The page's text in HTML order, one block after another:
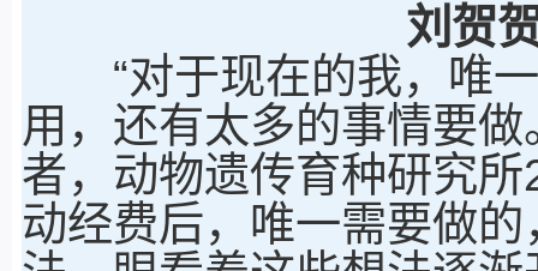
刘贺
“对于现在的我，唯一
用，还有太多的事情要
者，动物遗传育种研究
动经费后，唯一需要做